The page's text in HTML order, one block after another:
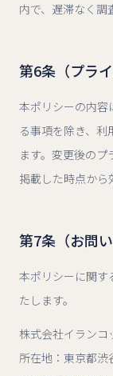
内で、遅滞なく調
第6条（プラ
本ポリシーの内容
る事項を除き、
ます。変更後の
掲載した時点から
第7条（お問
本ポリシーに関す
たします。
株式会社イランコ
所在地：東京都渋